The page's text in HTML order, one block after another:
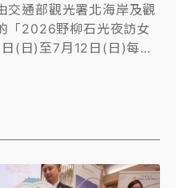
交通部觀光署北海岸及觀
「2026野柳石光夜訪女
(日)至7月12日(日)每日
公園登場，活動自6月1